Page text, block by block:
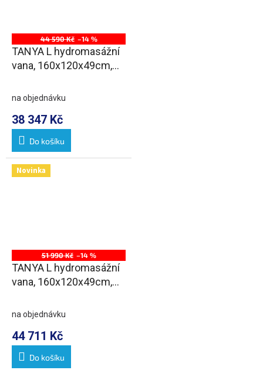
44 590 Kč –14 %
TANYA L hydromasážní
vana, 160x120x49cm,
na objednávku
38 347 Kč
Do košíku
Novinka
51 990 Kč –14 %
TANYA L hydromasážní
vana, 160x120x49cm,
na objednávku
44 711 Kč
Do košíku